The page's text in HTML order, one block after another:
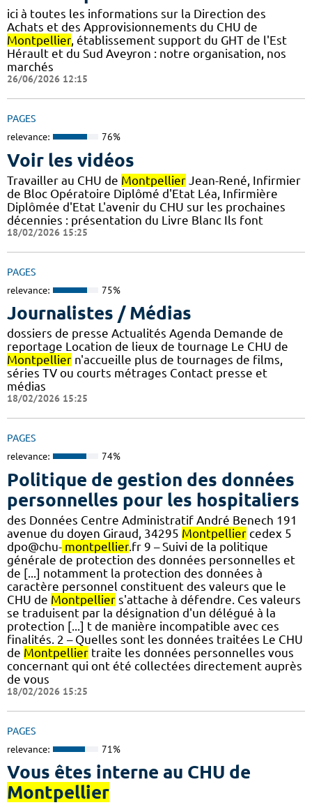
ici à toutes les informations sur la Direction des
Achats et des Approvisionnements du CHU de
Montpellier, établissement support du GHT de l'Est
Hérault et du Sud Aveyron : notre organisation, nos
marchés
26/06/2026 12:15
PAGES
relevance: 76%
Voir les vidéos
Travailler au CHU de Montpellier Jean-René, Infirmier
de Bloc Opératoire Diplômé d'Etat Léa, Infirmière
Diplômée d'Etat L'avenir du CHU sur les prochaines
décennies : présentation du Livre Blanc Ils font
18/02/2026 15:25
PAGES
relevance: 75%
Journalistes / Médias
dossiers de presse Actualités Agenda Demande de
reportage Location de lieux de tournage Le CHU de
Montpellier n'accueille plus de tournages de films,
séries TV ou courts métrages Contact presse et
médias
18/02/2026 15:25
PAGES
relevance: 74%
Politique de gestion des données
personnelles pour les hospitaliers
des Données Centre Administratif André Benech 191
avenue du doyen Giraud, 34295 Montpellier cedex 5
dpo@chu- montpellier.fr 9 – Suivi de la politique
générale de protection des données personnelles et
de [...] notamment la protection des données à
caractère personnel constituent des valeurs que le
CHU de Montpellier s'attache à défendre. Ces valeurs
se traduisent par la désignation d'un délégué à la
protection [...] t de manière incompatible avec ces
finalités. 2 – Quelles sont les données traitées Le CHU
de Montpellier traite les données personnelles vous
concernant qui ont été collectées directement auprès
de vous
18/02/2026 15:25
PAGES
relevance: 71%
Vous êtes interne au CHU de
Montpellier